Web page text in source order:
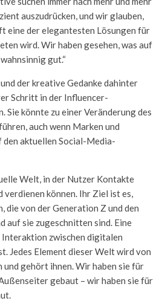
auszudrücken, und wir glauben,
eine der elegantesten Lösungen für
wird. Wir haben gesehen, was auf
gut.“
der kreative Gedanke dahinter
Schritt in der Influencer-
Sie könnte zu einer Veränderung des
auch wenn Marken und
aktuellen Social-Media-
Welt, in der Nutzer Kontakte
verdienen können. Ihr Ziel ist es,
die von der Generation Z und den
auf sie zugeschnitten sind. Eine
zwischen digitalen
Jedes Element dieser Welt wird von
und gehört ihnen. Wir haben sie für
gebaut – wir haben sie für